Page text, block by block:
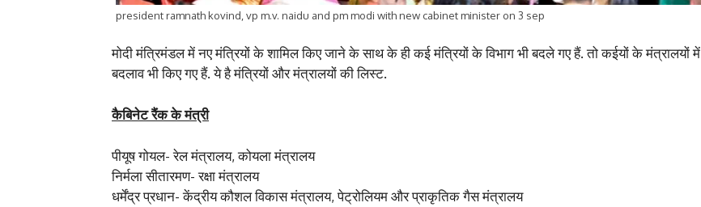
president ramnath kovind, vp m.v. naidu and pm modi with new cabinet minister on 3 sep
मोदी मंत्रिमंडल में नए मंत्रियों के शामिल किए जाने के साथ के ही कई मंत्रियों के विभाग भी बदले गए हैं. तो कईयों के मंत्रालयों में
बदलाव भी किए गए हैं. ये है मंत्रियों और मंत्रालयों की लिस्ट.
कैबिनेट रैंक के मंत्री
पीयूष गोयल- रेल मंत्रालय, कोयला मंत्रालय
निर्मला सीतारमण- रक्षा मंत्रालय
धर्मेंद्र प्रधान- केंद्रीय कौशल विकास मंत्रालय, पेट्रोलियम और प्राकृतिक गैस मंत्रालय